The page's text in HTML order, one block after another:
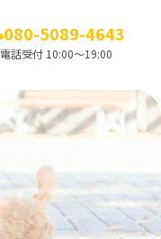
080-5089-4643
電話受付 10:00〜19:00